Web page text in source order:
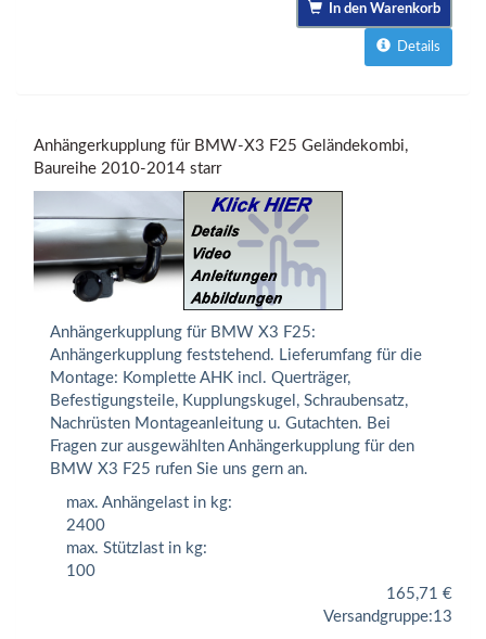
In den Warenkorb
Details
Anhängerkupplung für BMW-X3 F25 Geländekombi,
Baureihe 2010-2014 starr
Anhängerkupplung für BMW X3 F25:
Anhängerkupplung feststehend. Lieferumfang für die
Montage: Komplette AHK incl. Querträger,
Befestigungsteile, Kupplungskugel, Schraubensatz,
Nachrüsten Montageanleitung u. Gutachten. Bei
Fragen zur ausgewählten Anhängerkupplung für den
BMW X3 F25 rufen Sie uns gern an.
max. Anhängelast in kg:
2400
max. Stützlast in kg:
100
165,71 €
Versandgruppe:13